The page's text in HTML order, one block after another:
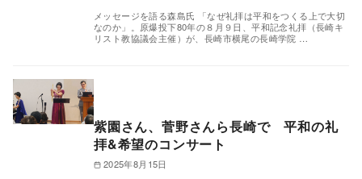
メッセージを語る森島氏 「なぜ礼拝は平和をつくる上で大切
なのか」。原爆投下80年の８月９日、平和記念礼拝（長崎キ
リスト教協議会主催）が、長崎市横尾の長崎学院 …
紫園さん、菅野さんら長崎で 平和の礼
拝&希望のコンサート
2025年8月15日